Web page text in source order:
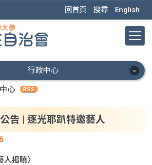
回首頁 搜尋 English
行政中心
行政中心
會本部
心
告 | 逐光耶趴特邀藝人
揭曉〉